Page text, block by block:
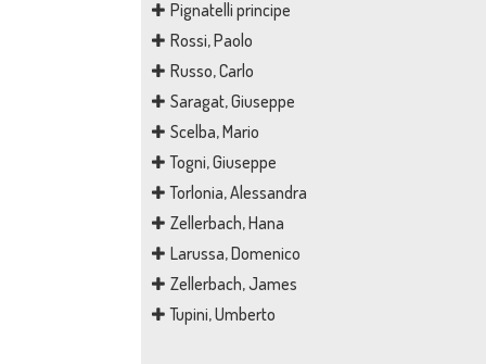
Pignatelli principe
Rossi, Paolo
Russo, Carlo
Saragat, Giuseppe
Scelba, Mario
Togni, Giuseppe
Torlonia, Alessandra
Zellerbach, Hana
Larussa, Domenico
Zellerbach, James
Tupini, Umberto